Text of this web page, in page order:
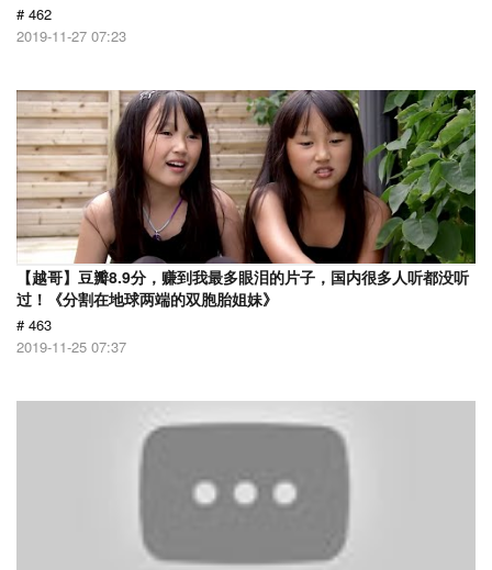
# 462
2019-11-27 07:23
【越哥】豆瓣8.9分，赚到我最多眼泪的片子，国内很多人听都没听
过！《分割在地球两端的双胞胎姐妹》
# 463
2019-11-25 07:37